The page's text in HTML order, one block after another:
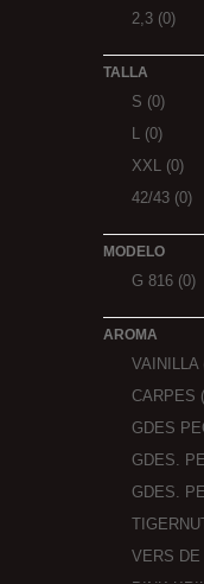
2,3 (0)
TALLA
S (0)
L (0)
XXL (0)
42/43 (0)
MODELO
G 816 (0)
AROMA
VAINILLA
CARPES
GDES
GDES.
GDES.
VERS DE